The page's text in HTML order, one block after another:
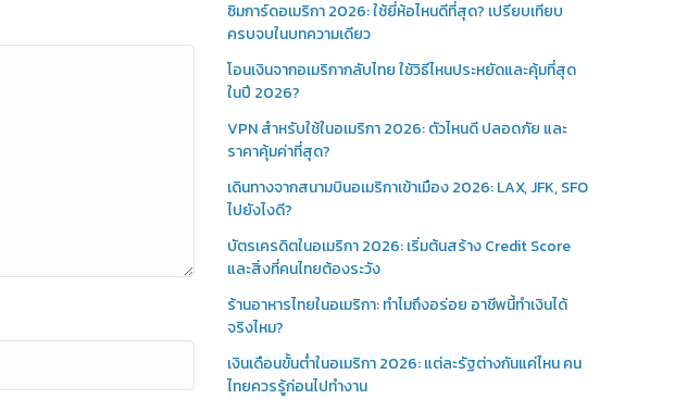
ซิมการ์ดอเมริกา 2026: ใช้ยี่ห้อไหนดีที่สุด? เปรียบเทียบ
ครบจบในบทความเดียว
โอนเงินจากอเมริกากลับไทย ใช้วิธีไหนประหยัดและคุ้มที่สุด
ในปี 2026?
VPN สำหรับใช้ในอเมริกา 2026: ตัวไหนดี ปลอดภัย และ
ราคาคุ้มค่าที่สุด?
เดินทางจากสนามบินอเมริกาเข้าเมือง 2026: LAX, JFK, SFO
ไปยังไงดี?
บัตรเครดิตในอเมริกา 2026: เริ่มต้นสร้าง Credit Score
และสิ่งที่คนไทยต้องระวัง
ร้านอาหารไทยในอเมริกา: ทำไมถึงอร่อย อาชีพนี้ทำเงินได้
จริงไหม?
เงินเดือนขั้นต่ำในอเมริกา 2026: แต่ละรัฐต่างกันแค่ไหน คน
ไทยควรรู้ก่อนไปทำงาน